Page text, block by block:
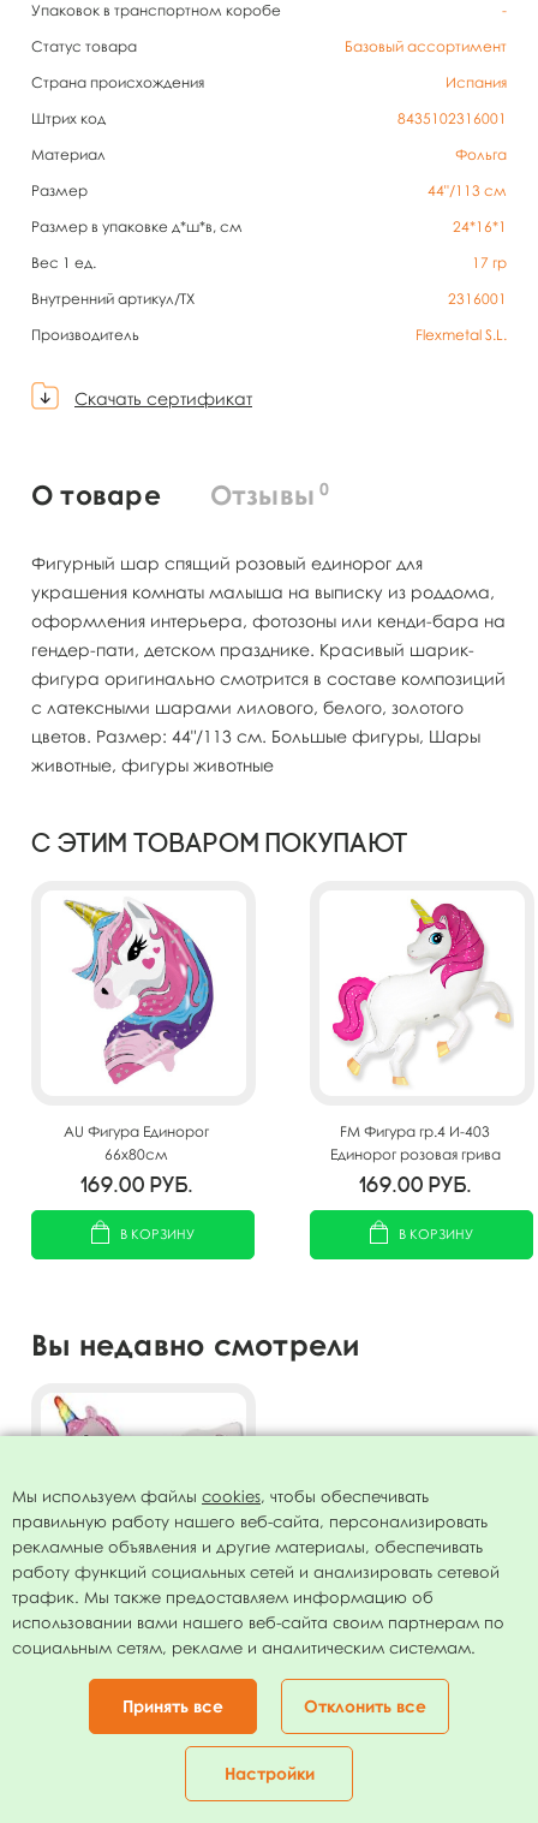
Корзина
Упаковок в транспортном коробе
-
Статус товара
Базовый ассортимент
Страна происхождения
Испания
Штрих код
8435102316001
Материал
Фольга
Размер
44"/113 см
Размер в упаковке д*ш*в, см
24*16*1
Вес 1 ед.
17 гр
Внутренний артикул/TX
2316001
Производитель
Flexmetal S.L.
Скачать сертификат
О товаре Отзывы 0
Фигурный шар спящий розовый единорог для
украшения комнаты малыша на выписку из роддома,
оформления интерьера, фотозоны или кенди-бара на
гендер-пати, детском празднике. Красивый шарик-
фигура оригинально смотрится в составе композиций
с латексными шарами лилового, белого, золотого
цветов. Размер: 44"/113 см. Большые фигуры, Шары
животные, фигуры животные
С этим товаром покупают
AU Фигура Единорог
66х80см
169.00 руб.
В КОРЗИНУ
FM Фигура гр.4 И-403
Единорог розовая грива
101см X 105см
169.00 руб.
В КОРЗИНУ
Вы недавно смотрели
Фигура гр.11 И-725 Единорог
спящий розовый 44"/113см
169.00руб.
Мы используем файлы cookies, чтобы обеспечивать
правильную работу нашего веб-сайта, персонализировать
рекламные объявления и другие материалы, обеспечивать
работу функций социальных сетей и анализировать сетевой
трафик. Мы также предоставляем информацию об
использовании вами нашего веб-сайта своим партнерам по
социальным сетям, рекламе и аналитическим системам.
Принять все Отклонить все
Настройки